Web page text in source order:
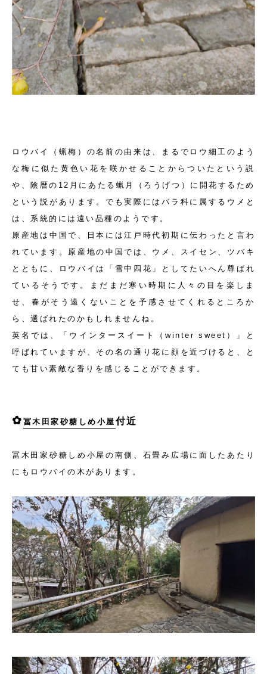
ロウバイ（蝋梅）の名前の由来は、まるでロウ細工のよう
な梅に似た黄色い花を咲かせることからついたという説
や、陰暦の12月にあたる蝋月（ろうげつ）に開花するため
という説があります。でも実際にはバラ科に属するウメと
は、系統的には遠い品種のようです。
原産地は中国で、日本には江戸時代初期に伝わったと言わ
れています。原産地の中国では、ウメ、スイセン、ツバキ
とともに、ロウバイは「雪中四花」としてたいへん尊ばれ
ているそうです。まだまだ寒い時期に人々の目を楽しま
せ、春がそう遠くないことを予感させてくれるところか
ら、選ばれたのかもしれませんね。
英名では、「ウインタースイート（winter sweet）」と
呼ばれていますが、その名の通り花に顔を近づけると、と
ても甘い素敵な香りを感じることができます。
✿ 冨木田家砂糖しめ小屋 付近
冨木田家砂糖しめ小屋の南側、石畳み広場に面したあたり
にもロウバイの木があります。